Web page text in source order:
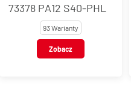
73378 PA12 S40-PHL
93 Warianty
Zobacz